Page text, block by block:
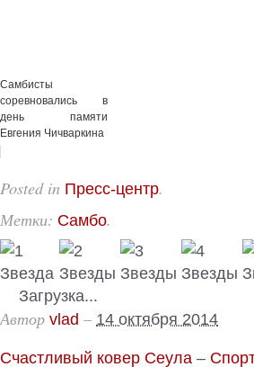
Самбисты
соревновались в
день памяти
Евгения Чичваркина
Posted in Пресс-центр.
Метки: Самбо.
Загрузка...
Автор vlad – 14 октября 2014
Счастливый ковер Сеула –